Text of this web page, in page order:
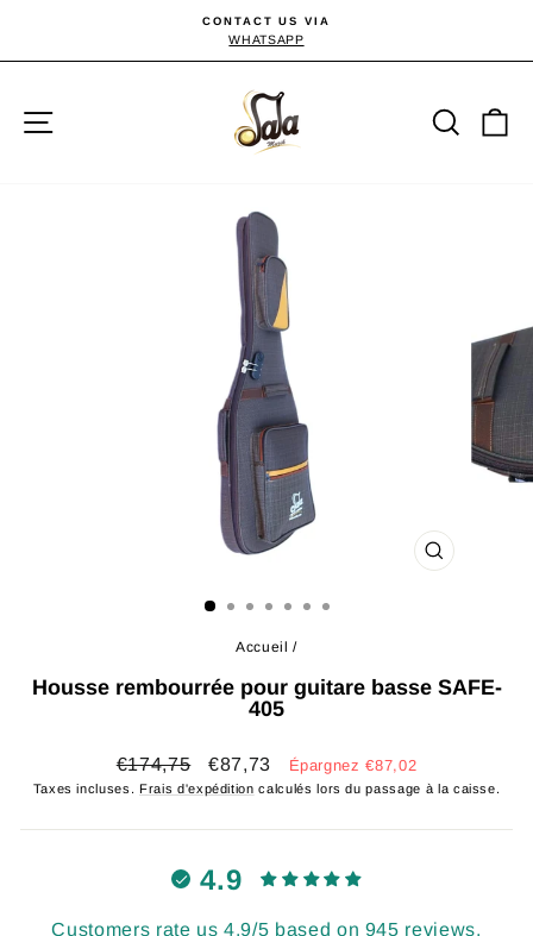
contenu
Diaporama
CONTACT US VIA
WHATSAPP
FERMER
Accueil /
Housse rembourrée pour guitare basse SAFE-
405
Prix
régulier
€174,75
Prix
réduit
€87,73 Épargnez €87,02
Taxes incluses. Frais d'expédition calculés lors du passage à la caisse.
4.9
Customers rate us 4.9/5 based on 945 reviews.